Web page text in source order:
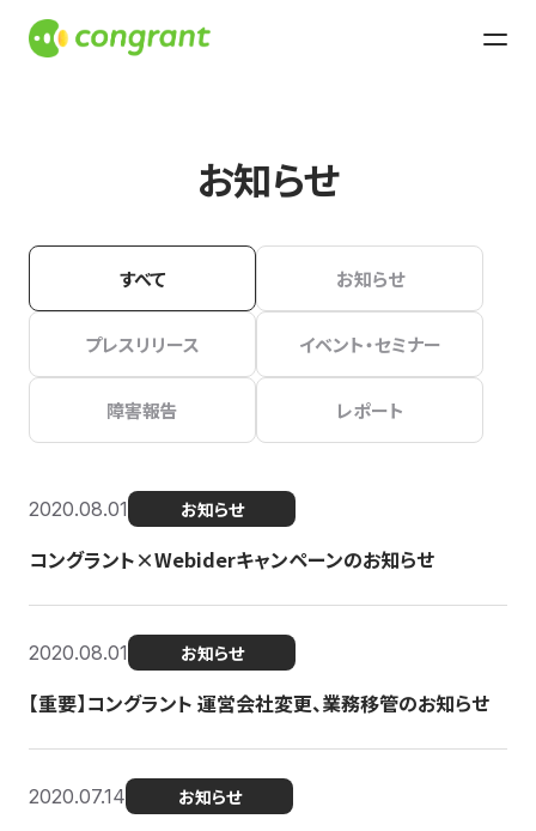
お知らせ
すべて お知らせ
プレスリリース イベント・セミナー
障害報告 レポート
2020.08.01 お知らせ
コングラント×Webiderキャンペーンのお知らせ
2020.08.01 お知らせ
【重要】コングラント 運営会社変更、業務移管のお知らせ
2020.07.14 お知らせ